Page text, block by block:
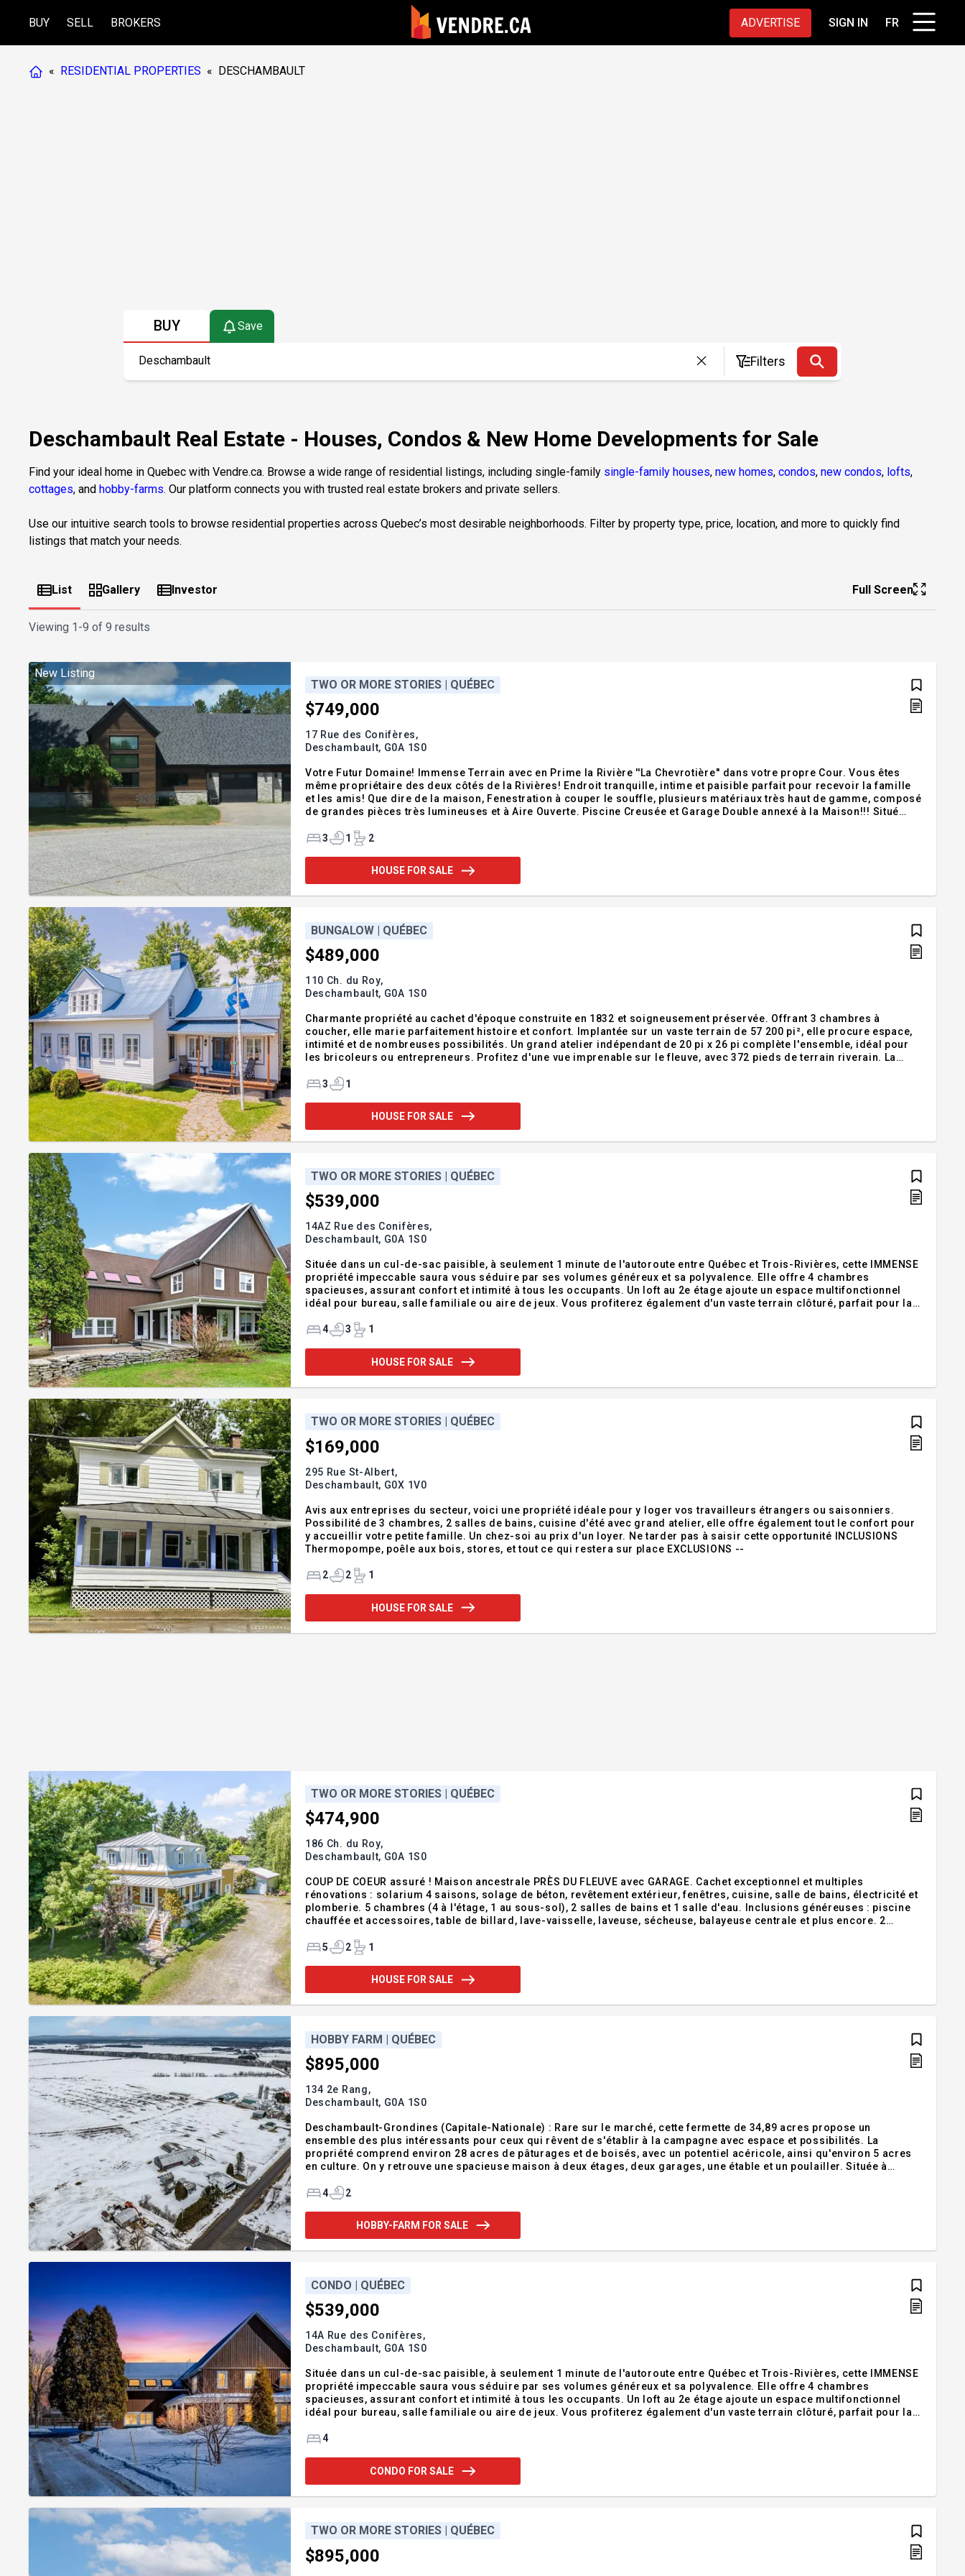
BUY SELL BROKERS ADVERTISE SIGN IN FR
« RESIDENTIAL PROPERTIES « DESCHAMBAULT
BUY Save
Filters
Deschambault Real Estate - Houses, Condos & New Home Developments for Sale
Find your ideal home in Quebec with Vendre.ca. Browse a wide range of residential listings, including single-family single-family houses, new homes, condos, new condos, lofts,
cottages, and hobby-farms. Our platform connects you with trusted real estate brokers and private sellers.
Use our intuitive search tools to browse residential properties across Quebec’s most desirable neighborhoods. Filter by property type, price, location, and more to quickly find
listings that match your needs.
List Gallery Investor Full Screen
Viewing 1-9 of 9 results
New Listing
TWO OR MORE STORIES | QUÉBEC
$749,000
17 Rue des Conifères,
Deschambault, G0A 1S0
Votre Futur Domaine! Immense Terrain avec en Prime la Rivière ''La Chevrotière'' dans votre propre Cour. Vous êtes
même propriétaire des deux côtés de la Rivières! Endroit tranquille, intime et paisible parfait pour recevoir la famille
et les amis! Que dire de la maison, Fenestration à couper le souffle, plusieurs matériaux très haut de gamme, composé
de grandes pièces très lumineuses et à Aire Ouverte. Piscine Creusée et Garage Double annexé à la Maison!!! Situé
travaux à finalis
3 1 2
HOUSE FOR SALE
BUNGALOW | QUÉBEC
$489,000
110 Ch. du Roy,
Deschambault, G0A 1S0
Charmante propriété au cachet d'époque construite en 1832 et soigneusement préservée. Offrant 3 chambres à
coucher, elle marie parfaitement histoire et confort. Implantée sur un vaste terrain de 57 200 pi², elle procure espace,
intimité et de nombreuses possibilités. Un grand atelier indépendant de 20 pi x 26 pi complète l'ensemble, idéal pour
les bricoleurs ou entrepreneurs. Profitez d'une vue imprenable sur le fleuve, avec 372 pieds de terrain riverain. La
Addendum:Char
3 1
HOUSE FOR SALE
TWO OR MORE STORIES | QUÉBEC
$539,000
14AZ Rue des Conifères,
Deschambault, G0A 1S0
Située dans un cul-de-sac paisible, à seulement 1 minute de l'autoroute entre Québec et Trois-Rivières, cette IMMENSE
propriété impeccable saura vous séduire par ses volumes généreux et sa polyvalence. Elle offre 4 chambres
spacieuses, assurant confort et intimité à tous les occupants. Un loft au 2e étage ajoute un espace multifonctionnel
idéal pour bureau, salle familiale ou aire de jeux. Vous profiterez également d'un vaste terrain clôturé, parfait pour la
notamment pour un projet bigé
4 3 1
HOUSE FOR SALE
TWO OR MORE STORIES | QUÉBEC
$169,000
295 Rue St-Albert,
Deschambault, G0X 1V0
Avis aux entreprises du secteur, voici une propriété idéale pour y loger vos travailleurs étrangers ou saisonniers.
Possibilité de 3 chambres, 2 salles de bains, cuisine d'été avec grand atelier, elle offre également tout le confort pour
y accueillir votre petite famille. Un chez-soi au prix d'un loyer. Ne tarder pas à saisir cette opportunité INCLUSIONS
Thermopompe, poêle aux bois, stores, et tout ce qui restera sur place EXCLUSIONS --
2 2 1
HOUSE FOR SALE
TWO OR MORE STORIES | QUÉBEC
$474,900
186 Ch. du Roy,
Deschambault, G0A 1S0
COUP DE COEUR assuré ! Maison ancestrale PRÈS DU FLEUVE avec GARAGE. Cachet exceptionnel et multiples
rénovations : solarium 4 saisons, solage de béton, revêtement extérieur, fenêtres, cuisine, salle de bains, électricité et
plomberie. 5 chambres (4 à l'étage, 1 au sous-sol), 2 salles de bains et 1 salle d'eau. Inclusions généreuses : piscine
chauffée et accessoires, table de billard, lave-vaisselle, laveuse, sécheuse, balayeuse centrale et plus encore. 2
future maison !
5 2 1
HOUSE FOR SALE
HOBBY FARM | QUÉBEC
$895,000
134 2e Rang,
Deschambault, G0A 1S0
Deschambault-Grondines (Capitale-Nationale) : Rare sur le marché, cette fermette de 34,89 acres propose un
ensemble des plus intéressants pour ceux qui rêvent de s'établir à la campagne avec espace et possibilités. La
propriété comprend environ 28 acres de pâturages et de boisés, avec un potentiel acéricole, ainsi qu'environ 5 acres
en culture. On y retrouve une spacieuse maison à deux étages, deux garages, une étable et un poulailler. Située à
Addendum:Lots : 3233548, 5034366,32
4 2
HOBBY-FARM FOR SALE
CONDO | QUÉBEC
$539,000
14A Rue des Conifères,
Deschambault, G0A 1S0
Située dans un cul-de-sac paisible, à seulement 1 minute de l'autoroute entre Québec et Trois-Rivières, cette IMMENSE
propriété impeccable saura vous séduire par ses volumes généreux et sa polyvalence. Elle offre 4 chambres
spacieuses, assurant confort et intimité à tous les occupants. Un loft au 2e étage ajoute un espace multifonctionnel
idéal pour bureau, salle familiale ou aire de jeux. Vous profiterez également d'un vaste terrain clôturé, parfait pour la
notamment pour un projet bigé
4
CONDO FOR SALE
TWO OR MORE STORIES | QUÉBEC
$895,000